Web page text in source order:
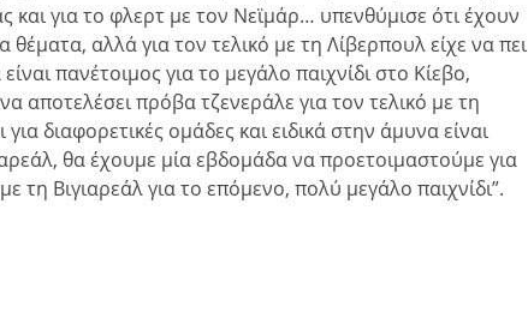
για το φλερτ με τον Νεϊμάρ… υπενθύμισε ότι έχουν
αλλά για τον τελικό με τη Λίβερπουλ είχε να πει
πανέτοιμος για το μεγάλο παιχνίδι στο Κίεβο,
αποτελέσει πρόβα τζενεράλε για τον τελικό με τη
διαφορετικές ομάδες και ειδικά στην άμυνα είναι
θα έχουμε μία εβδομάδα να προετοιμαστούμε για
τη Βιγιαρεάλ για το επόμενο, πολύ μεγάλο παιχνίδι”.